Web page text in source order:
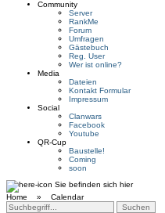
Community
Server
RankMe
Forum
Umfragen
Gästebuch
Reg. User
Wer ist online?
Media
Dateien
Kontakt Formular
Impressum
Social
Clanwars
Facebook
Youtube
QR-Cup
Baustelle!
Coming
soon
Sie befinden sich hier
Home » Calendar